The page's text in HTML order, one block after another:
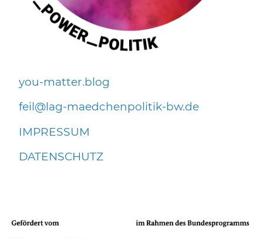
you-matter.blog
f
l l g-m dch np l t k-bw d
IMPRESSUM
DATENSCHUTZ